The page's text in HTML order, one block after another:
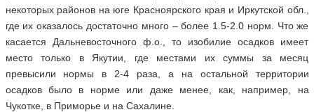
некоторых районов на юге Красноярского края и Иркутской обл.,
где их оказалось достаточно много – более 1.5-2.0 норм. Что же
касается Дальневосточного ф.о., то изобилие осадков имеет
место только в Якутии, где местами их суммы за месяц
превысили нормы в 2-4 раза, а на остальной территории
осадков было в норме или даже менее, как, например, на
Чукотке, в Приморье и на Сахалине.